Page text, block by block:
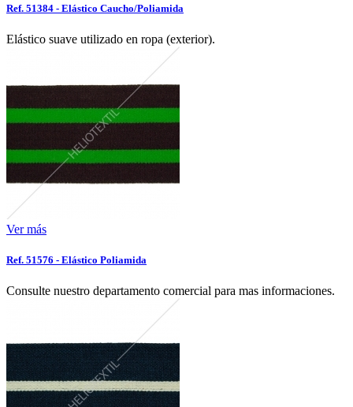
Ref. 51384 - Elástico Caucho/Poliamida
Elástico suave utilizado en ropa (exterior).
Ver más
Ref. 51576 - Elástico Poliamida
Consulte nuestro departamento comercial para mas informaciones.